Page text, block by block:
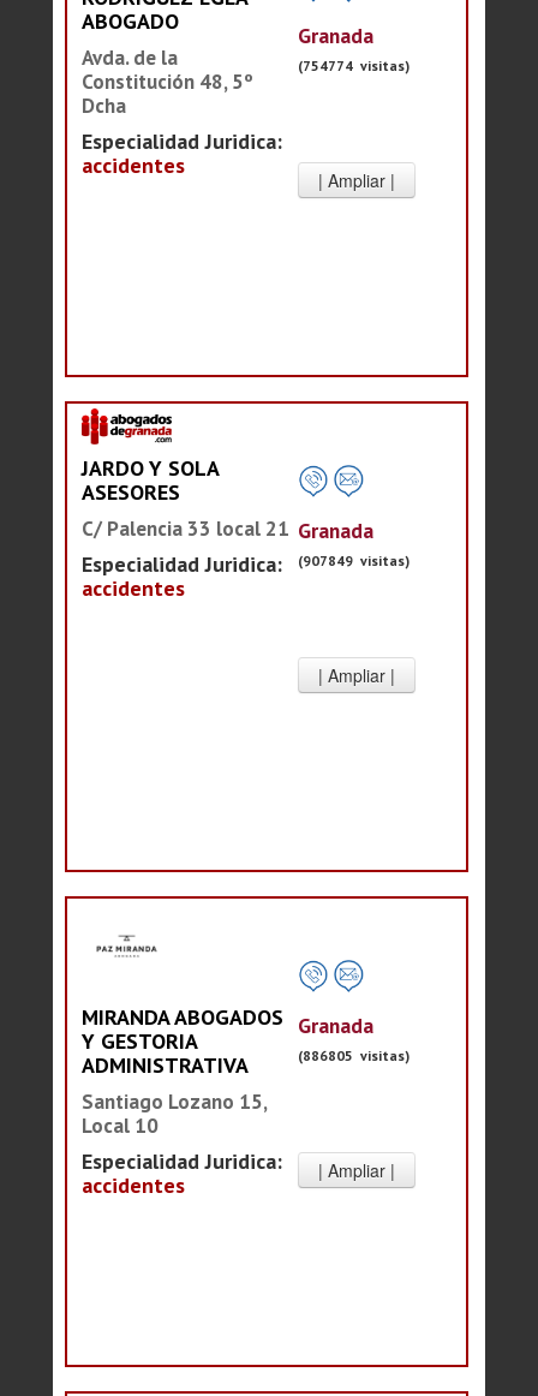
ABOGADO
Avda. de la
Constitución 48, 5º
Dcha
Especialidad Juridica:
accidentes
Granada
(754774 visitas)
JARDO Y SOLA
ASESORES
C/ Palencia 33 local 21
Especialidad Juridica:
accidentes
Granada
(907849 visitas)
MIRANDA ABOGADOS
Y GESTORIA
ADMINISTRATIVA
Santiago Lozano 15,
Local 10
Especialidad Juridica:
accidentes
Granada
(886805 visitas)